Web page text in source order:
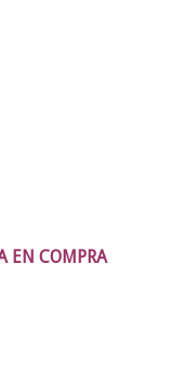
EN COMPRA